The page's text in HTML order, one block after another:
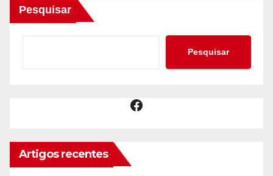
Pesquisar
Pesquisar
Facebook
Artigos recentes